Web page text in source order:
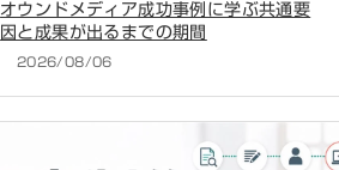
オウンドメディア成功事例に学ぶ共通要
因と成果が出るまでの期間
2026/08/06